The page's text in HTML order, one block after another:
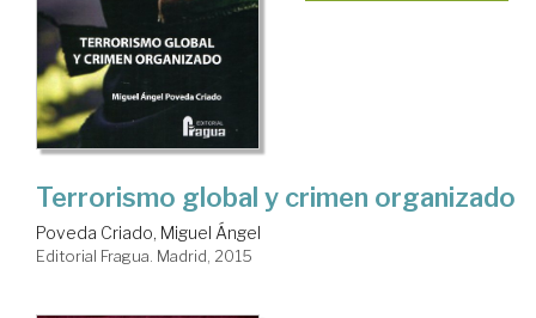
Terrorismo global y crimen organizado
Poveda Criado, Miguel Ángel
Editorial Fragua. Madrid, 2015